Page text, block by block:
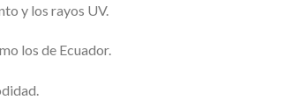
y los rayos UV.
los de Ecuador.